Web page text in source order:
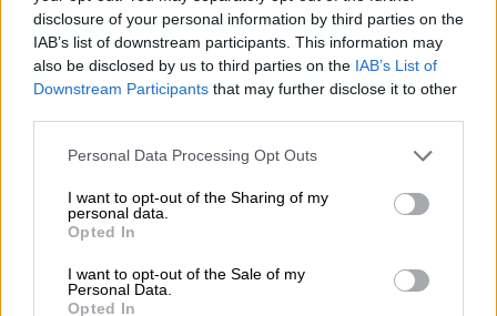
disclosure of your personal information by third parties on the
IAB’s list of downstream participants. This information may
also be disclosed by us to third parties on the IAB’s List of
Downstream Participants that may further disclose it to other
Please note that this website/app uses one or more Google
not limited to your visit or usage behaviour. You may click to
grant or deny consent to Google and its third-party tags to
use your data for below specified purposes in below Google
consent section.
Personal Data Processing Opt Outs
I want to opt-out of the Sharing of my
personal data.
Opted In
I want to opt-out of the Sale of my
Personal Data.
Opted In
Νέα δυναμική στον αρχαιολογικό
χώρο της Αρχαίας Ολυμπίας
Η ανάδειξη των οικοδομημάτων της
ρωμαϊκής περιόδου προσδίδει νέα δυναμική
Ολυμπίας. Αναβαθμίζεται μια εξαιρετικά
σημαντική μνημειακή ενότητα, η οποία
εντάσσεται πλέον στον επισκέψιμο πυρήνα
του χώρου, διευρύνοντάς τον κατά,